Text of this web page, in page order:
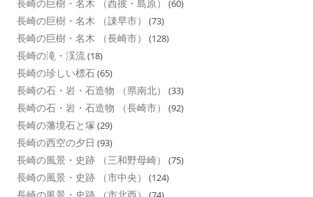
長崎の巨樹・名木 （西彼・島原） (60)
長崎の巨樹・名木 （諌早市） (73)
長崎の巨樹・名木 （長崎市） (128)
長崎の滝・渓流(18)
長崎の珍しい標石(65)
長崎の石・岩・石造物 （県南北） (33)
長崎の石・岩・石造物 （長崎市） (92)
長崎の藩境石と塚 (29)
長崎の西空の夕日 (93)
長崎の風景・史跡 （三和野母崎） (75)
長崎の風景・史跡 （市中央） (124)
長崎の風景・史跡 （市北西）